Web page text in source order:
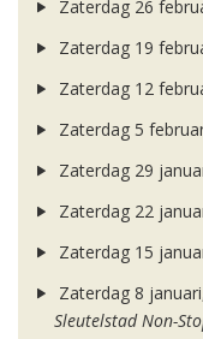
Zaterdag 26
Zaterdag 19
Zaterdag 12
Zaterdag 5
Zaterdag 29
Zaterdag 22
Zaterdag 15
Zaterdag 8
Sleutelstad Non-